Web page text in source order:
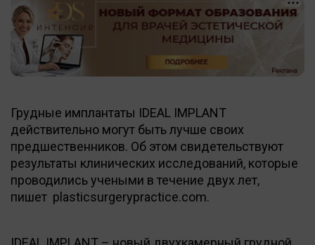
Грудные имплантаты IDEAL IMPLANT
действительно могут быть лучше своих
предшественников. Об этом свидетельствуют
результаты клинических исследований, которые
проводились учеными в течение двух лет,
пишет plasticsurgerypractice.com.